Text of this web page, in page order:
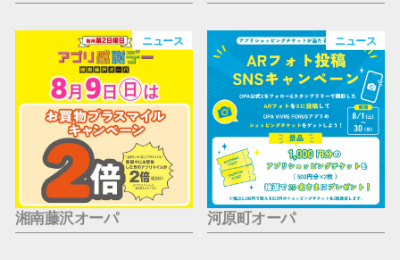
ニュース
湘南藤沢オーパ
ニュース
河原町オーパ